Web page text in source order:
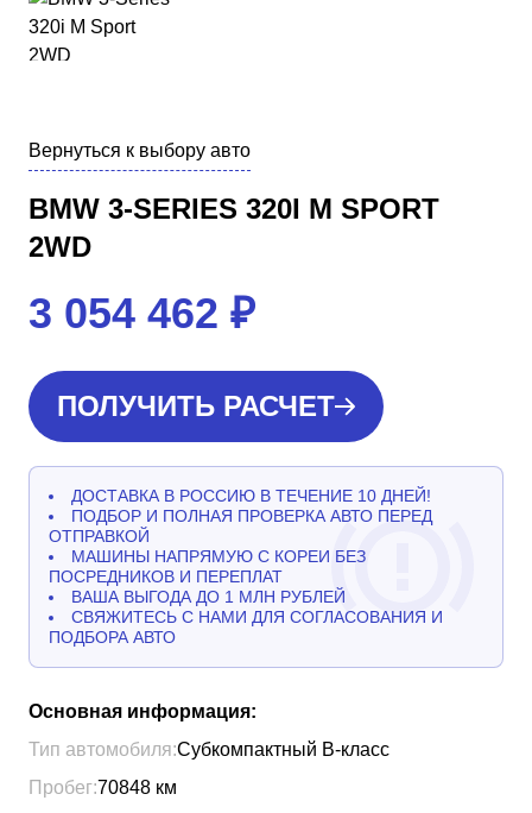
Вернуться к выбору авто
BMW 3-SERIES 320I M SPORT
2WD
3 054 462 ₽
ПОЛУЧИТЬ РАСЧЕТ
ДОСТАВКА В РОССИЮ В ТЕЧЕНИЕ 10 ДНЕЙ!
ПОДБОР И ПОЛНАЯ ПРОВЕРКА АВТО ПЕРЕД
ОТПРАВКОЙ
МАШИНЫ НАПРЯМУЮ С КОРЕИ БЕЗ
ПОСРЕДНИКОВ И ПЕРЕПЛАТ
ВАША ВЫГОДА ДО 1 МЛН РУБЛЕЙ
СВЯЖИТЕСЬ С НАМИ ДЛЯ СОГЛАСОВАНИЯ И
ПОДБОРА АВТО
Основная информация:
Тип автомобиля:Субкомпактный B-класс
Пробег:70848 км